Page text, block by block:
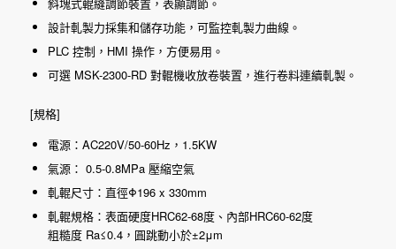
設計軋製力採集和儲存功能，可監控軋製力曲線。
PLC 控制，HMI 操作，方便易用。
可選 MSK-2300-RD 對輥機收放卷裝置，進行卷料連續軋製。
[規格]
電源：AC220V/50-60Hz，1.5KW
氣源： 0.5-0.8MPa 壓縮空氣
軋輥尺寸：直徑Φ196 x 330mm
軋輥規格：表面硬度HRC62-68度、內部HRC60-62度
粗糙度 Ra≤0.4，圓跳動小於±2μm